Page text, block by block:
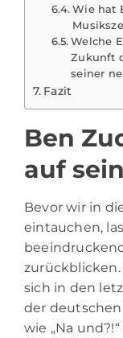
Wie hat
Welche
Zukunft
seiner
Fazit
Ben
auf
Bevor wir in
eintauchen,
zurückblicken.
sich in den
der
wie „Na